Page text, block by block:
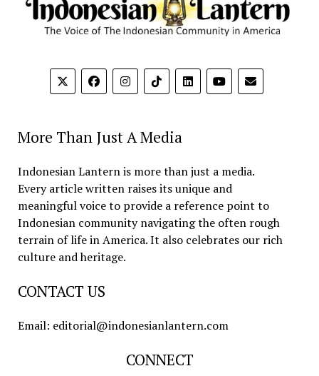
More Than Just A Media
Indonesian Lantern is more than just a media.
Every article written raises its unique and
meaningful voice to provide a reference point to
Indonesian community navigating the often rough
terrain of life in America. It also celebrates our rich
culture and heritage.
CONTACT US
Email: editorial@indonesianlantern.com
CONNECT